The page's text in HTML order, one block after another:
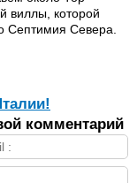
виллы, которой
Септимия Севера.
комментарий